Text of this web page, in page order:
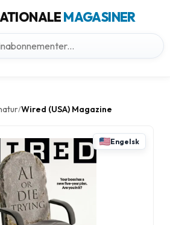
MAGASINER
/Wired (USA) Magazine
Engelsk